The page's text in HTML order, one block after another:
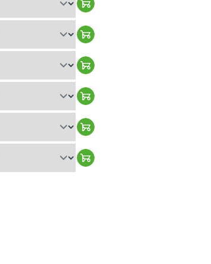
Warenkorb hinzufügen
Warenkorb hinzufügen
Warenkorb hinzufügen
Warenkorb hinzufügen
Warenkorb hinzufügen
Warenkorb hinzufügen